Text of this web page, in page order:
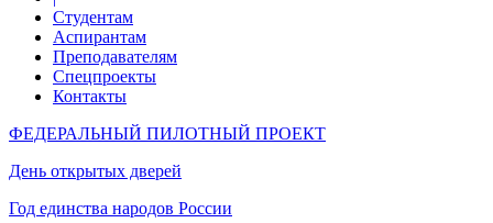
Студентам
Аспирантам
Преподавателям
Спецпроекты
Контакты
ФЕДЕРАЛЬНЫЙ ПИЛОТНЫЙ ПРОЕКТ
День открытых дверей
Год единства народов России